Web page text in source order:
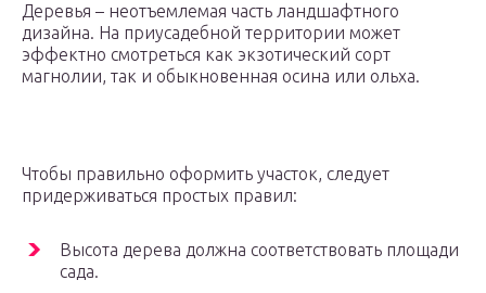
Деревья – неотъемлемая часть ландшафтного
дизайна. На приусадебной территории может
эффектно смотреться как экзотический сорт
магнолии, так и обыкновенная осина или ольха.
Чтобы правильно оформить участок, следует
придерживаться простых правил:
Высота дерева должна соответствовать площади
сада.